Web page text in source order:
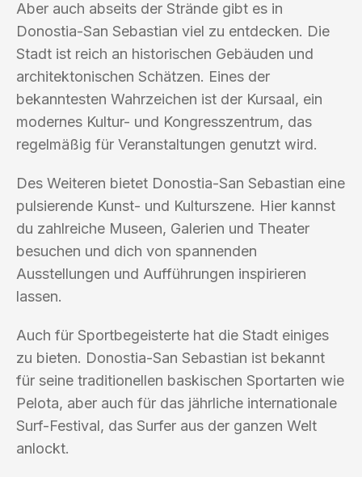
Aber auch abseits der Strände gibt es in
Donostia-San Sebastian viel zu entdecken. Die
Stadt ist reich an historischen Gebäuden und
architektonischen Schätzen. Eines der
bekanntesten Wahrzeichen ist der Kursaal, ein
modernes Kultur- und Kongresszentrum, das
regelmäßig für Veranstaltungen genutzt wird.
Des Weiteren bietet Donostia-San Sebastian eine
pulsierende Kunst- und Kulturszene. Hier kannst
du zahlreiche Museen, Galerien und Theater
besuchen und dich von spannenden
Ausstellungen und Aufführungen inspirieren
lassen.
Auch für Sportbegeisterte hat die Stadt einiges
zu bieten. Donostia-San Sebastian ist bekannt
für seine traditionellen baskischen Sportarten wie
Pelota, aber auch für das jährliche internationale
Surf-Festival, das Surfer aus der ganzen Welt
anlockt.